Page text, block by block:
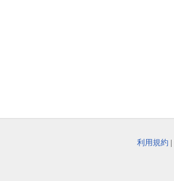
利用規約 |